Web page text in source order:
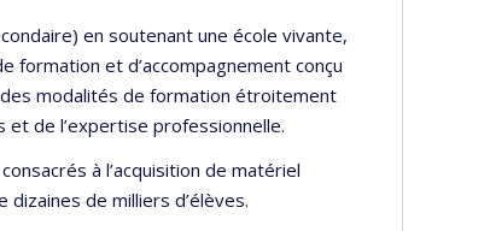
en soutenant une école vivante,
formation et d’accompagnement conçu
des modalités de formation étroitement
de l’expertise professionnelle.
à l’acquisition de matériel
de milliers d’élèves.